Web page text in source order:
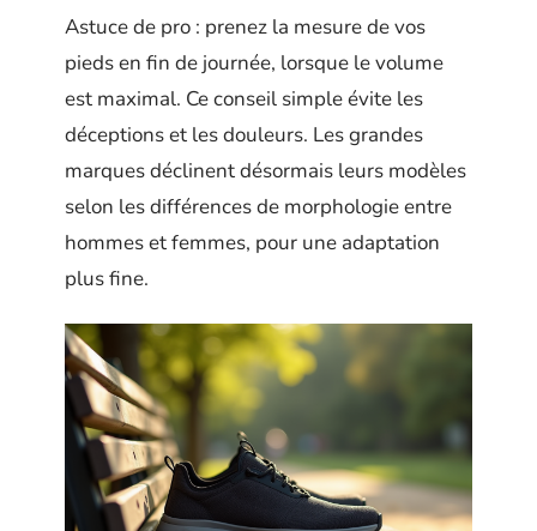
Astuce de pro : prenez la mesure de vos
pieds en fin de journée, lorsque le volume
est maximal. Ce conseil simple évite les
déceptions et les douleurs. Les grandes
marques déclinent désormais leurs modèles
selon les différences de morphologie entre
hommes et femmes, pour une adaptation
plus fine.